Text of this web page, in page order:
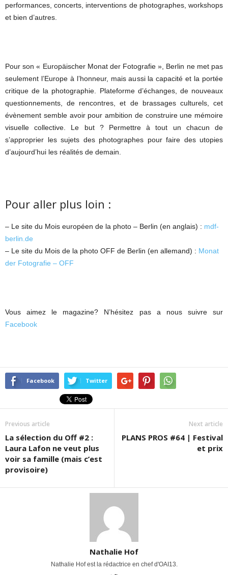
performances, concerts, interventions de photographes, workshops
et bien d’autres.
Pour son « Europäischer Monat der Fotografie », Berlin ne met pas
seulement l’Europe à l’honneur, mais aussi la capacité et la portée
critique de la photographie. Plateforme d’échanges, de nouveaux
questionnements, de rencontres, et de brassages culturels, cet
évènement semble avoir pour ambition de construire une mémoire
visuelle collective. Le but ? Permettre à tout un chacun de
s’approprier les sujets des photographes pour faire des utopies
d’aujourd’hui les réalités de demain.
Pour aller plus loin :
– Le site du Mois européen de la photo – Berlin (en anglais) : mdf-
berlin.de
– Le site du Mois de la photo OFF de Berlin (en allemand) : Monat
der Fotografie – OFF
Vous aimez le magazine? N’hésitez pas a nous suivre sur
Facebook
Facebook Twitter
Previous article
La sélection du Off #2 :
Laura Lafon ne veut plus
voir sa famille (mais c’est
provisoire)
Next article
PLANS PROS #64 | Festival
et prix
Nathalie Hof
Nathalie Hof est la rédactrice en chef d'OAI13.